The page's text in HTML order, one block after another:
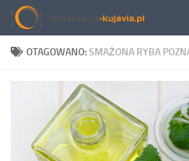
Przeskocz do treści
OTAGOWANO:SMAŻONA RYBA